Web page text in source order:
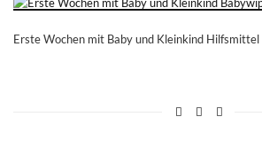
Erste Wochen mit Baby und Kleinkind